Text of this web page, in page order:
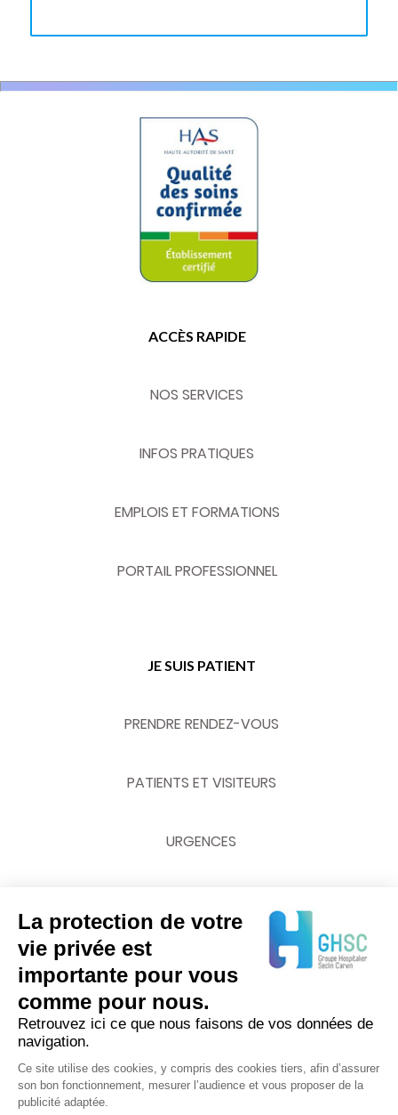
ACCÈS RAPIDE
NOS SERVICES
INFOS PRATIQUES
EMPLOIS ET FORMATIONS
PORTAIL PROFESSIONNEL
JE SUIS PATIENT
PRENDRE RENDEZ-VOUS
PATIENTS ET VISITEURS
URGENCES
03 20 62 70 00
La protection de votre
vie privée est
importante pour vous
comme pour nous.
Retrouvez ici ce que nous faisons de vos données de
navigation.
Ce site utilise des cookies, y compris des cookies tiers, afin d’assurer
son bon fonctionnement, mesurer l’audience et vous proposer de la
publicité adaptée.